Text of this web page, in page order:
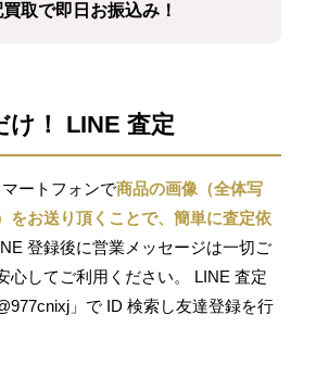
取で即日お振込み！
け！ LINE 査定
ートフォンで商品の画像（全体写
をお送り頂くことで、簡単に査定依
登録後に営業メッセージは一切ご
心してご利用ください。 LINE 査定
」で ID 検索し友達登録を行